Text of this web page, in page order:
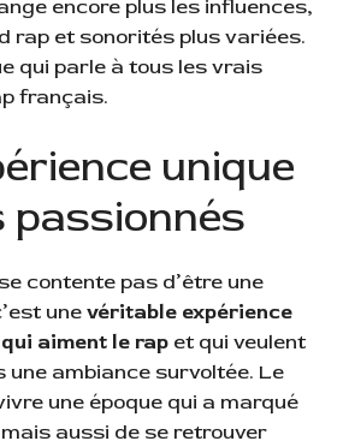
encore plus les influences,
rap et sonorités plus variées.
qui parle à tous les vrais
français.
unique
passionnés
contente pas d’être une
unevéritable expérience
aiment le rap et qui veulent
une ambiance survoltée. Le
une époque qui a marqué
aussi de se retrouver